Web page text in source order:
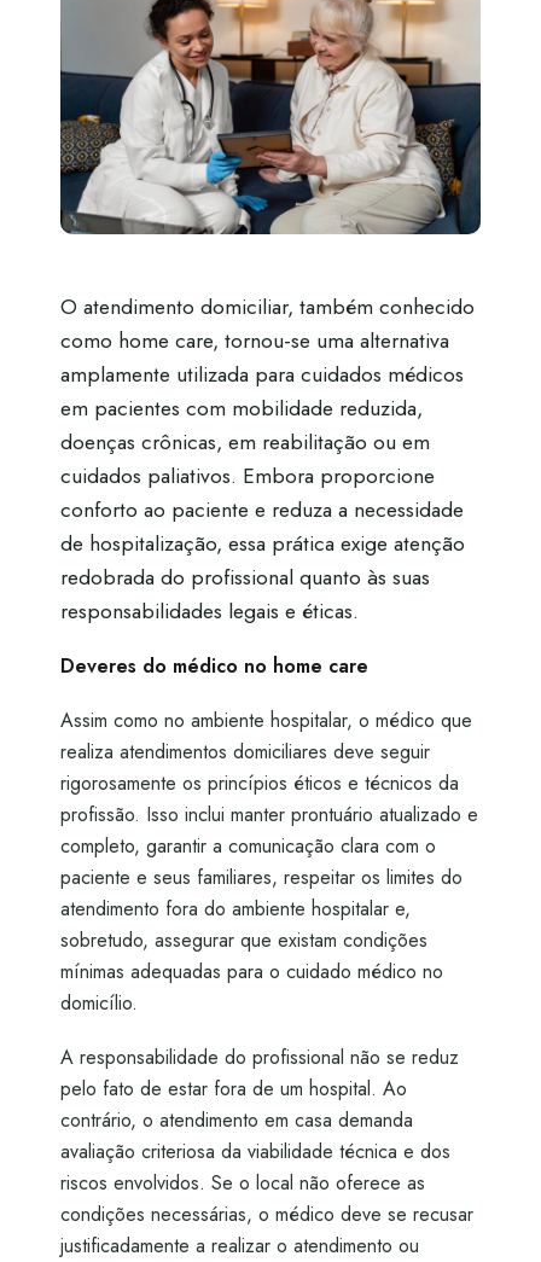
O atendimento domiciliar, também conhecido
como home care, tornou-se uma alternativa
amplamente utilizada para cuidados médicos
em pacientes com mobilidade reduzida,
doenças crônicas, em reabilitação ou em
cuidados paliativos. Embora proporcione
conforto ao paciente e reduza a necessidade
de hospitalização, essa prática exige atenção
redobrada do profissional quanto às suas
responsabilidades legais e éticas.
Deveres do médico no home care
Assim como no ambiente hospitalar, o médico que
realiza atendimentos domiciliares deve seguir
rigorosamente os princípios éticos e técnicos da
profissão. Isso inclui manter prontuário atualizado e
completo, garantir a comunicação clara com o
paciente e seus familiares, respeitar os limites do
atendimento fora do ambiente hospitalar e,
sobretudo, assegurar que existam condições
mínimas adequadas para o cuidado médico no
domicílio.
A responsabilidade do profissional não se reduz
pelo fato de estar fora de um hospital. Ao
contrário, o atendimento em casa demanda
avaliação criteriosa da viabilidade técnica e dos
riscos envolvidos. Se o local não oferece as
condições necessárias, o médico deve se recusar
justificadamente a realizar o atendimento ou